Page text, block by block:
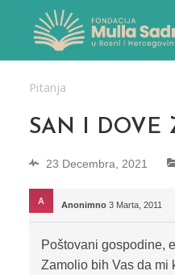
Pitanja
SAN I DOVE
23 Decembra, 2021
Anonimno 3 Marta, 2011
Poštovani gospodine,
Zamolio bih Vas da mi